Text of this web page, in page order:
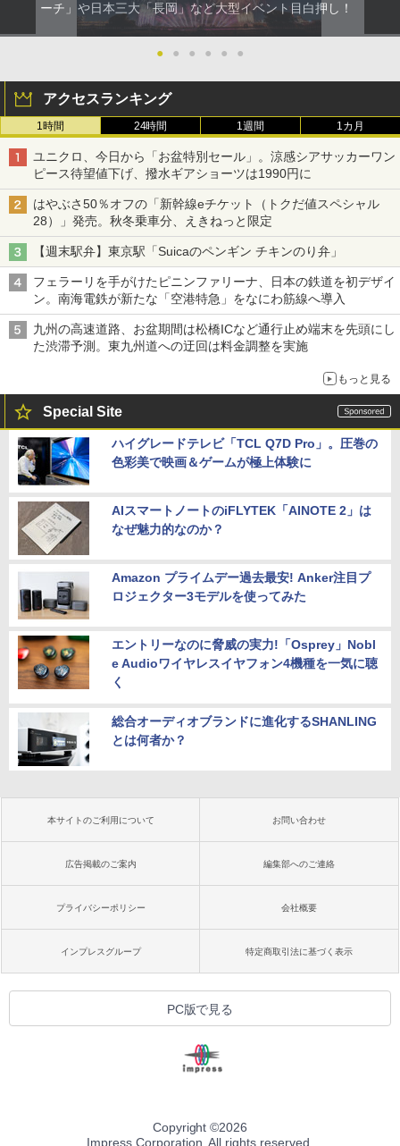
ーチ」や日本三大「長岡」など大型イベント目白押し！
● ● ● ● ● ●
アクセスランキング
1時間 24時間 1週間 1カ月
ユニクロ、今日から「お盆特別セール」。涼感シアサッカーワン
ピース待望値下げ、撥水ギアショーツは1990円に
はやぶさ50％オフの「新幹線eチケット（トクだ値スペシャル
28）」発売。秋冬乗車分、えきねっと限定
【週末駅弁】東京駅「Suicaのペンギン チキンのり弁」
フェラーリを手がけたピニンファリーナ、日本の鉄道を初デザイ
ン。南海電鉄が新たな「空港特急」をなにわ筋線へ導入
九州の高速道路、お盆期間は松橋ICなど通行止め端末を先頭にし
た渋滞予測。東九州道への迂回は料金調整を実施
もっと見る
Special Site
ハイグレードテレビ「TCL Q7D Pro」。圧巻の
色彩美で映画＆ゲームが極上体験に
AIスマートノートのiFLYTEK「AINOTE 2」は
なぜ魅力的なのか？
Amazon プライムデー過去最安! Anker注目プ
ロジェクター3モデルを使ってみた
エントリーなのに脅威の実力!「Osprey」Nobl
e Audioワイヤレスイヤフォン4機種を一気に聴
く
総合オーディオブランドに進化するSHANLING
とは何者か？
本サイトのご利用について お問い合わせ
広告掲載のご案内 編集部へのご連絡
プライバシーポリシー 会社概要
インプレスグループ 特定商取引法に基づく表示
PC版で見る
Copyright ©2026
Impress Corporation. All rights reserved.